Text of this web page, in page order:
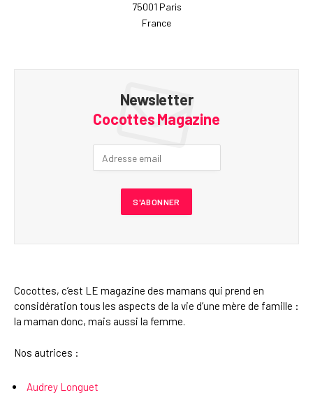
75001 Paris
France
Newsletter
Cocottes Magazine
Cocottes, c’est LE magazine des mamans qui prend en
considération tous les aspects de la vie d’une mère de famille :
la maman donc, mais aussi la femme.
Nos autrices :
Audrey Longuet